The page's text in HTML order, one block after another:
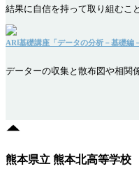
結果に自信を持って取り組むこ
ARⅠ基礎講座「データの分析－基礎編
データーの収集と散布図や相関
熊本県立 熊本北高等学校